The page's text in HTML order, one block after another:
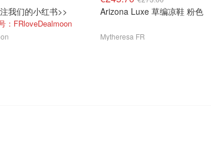
我们的小红书>>
：FRloveDealmoon
Arizona Luxe 草编凉鞋 粉色
Mytheresa FR